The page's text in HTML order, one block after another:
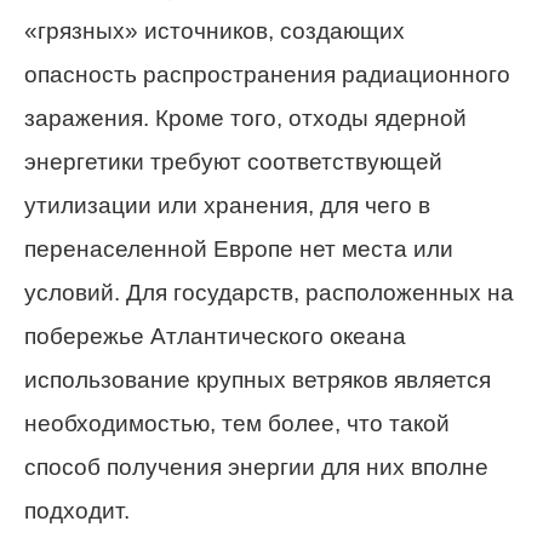
«грязных» источников, создающих
опасность распространения радиационного
заражения. Кроме того, отходы ядерной
энергетики требуют соответствующей
утилизации или хранения, для чего в
перенаселенной Европе нет места или
условий. Для государств, расположенных на
побережье Атлантического океана
использование крупных ветряков является
необходимостью, тем более, что такой
способ получения энергии для них вполне
подходит.